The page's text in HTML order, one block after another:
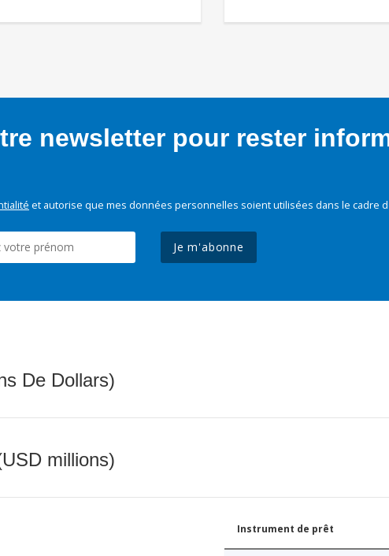
newsletter pour rester
et autorise que mes données personnelles soient utilisées dans le cadre
Je m'abonne
De Dollars)
millions)
Instrument de prêt